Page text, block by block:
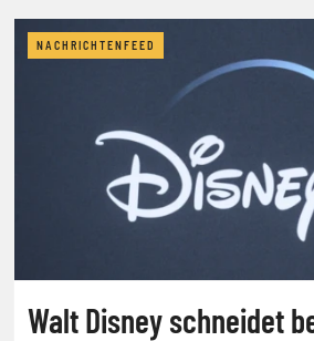
NACHRICHTENFEED
Walt Disney schneidet